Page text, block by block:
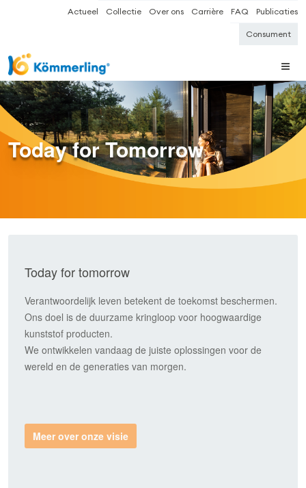
Actueel Collectie Over ons Carrière FAQ Publicaties
Consument
Today for Tomorrow
Today for tomorrow
Verantwoordelijk leven betekent de toekomst beschermen.
Ons doel is de duurzame kringloop voor hoogwaardige
kunststof producten.
We ontwikkelen vandaag de juiste oplossingen voor de
wereld en de generaties van morgen.
Meer over onze visie